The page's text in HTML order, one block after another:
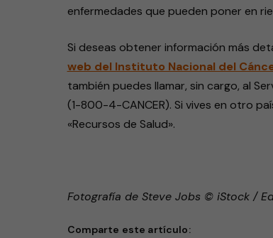
enfermedades que pueden poner en
Si deseas obtener información más
web del Instituto Nacional del
también puedes llamar, sin cargo, al
(1-800-4-CANCER). Si vives en otro
«Recursos de Salud».
Fotografía de Steve Jobs © iStock /
Comparte este artículo: